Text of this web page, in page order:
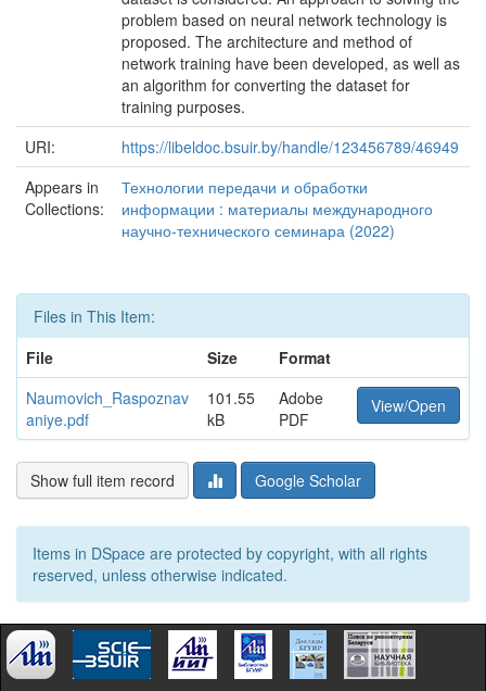
problem based on neural network technology is
proposed. The architecture and method of
network training have been developed, as well as
an algorithm for converting the dataset for
training purposes.
URI:
https://libeldoc.bsuir.by/handle/123456789/46949
Appears in
Collections:
Технологии передачи и обработки
информации : материалы международного
научно-технического семинара (2022)
Files in This Item:
File
Size
Format
Naumovich_Raspoznav
aniye.pdf
101.55
kB
Adobe
PDF
View/Open
Show full item record Google Scholar
Items in DSpace are protected by copyright, with all rights
reserved, unless otherwise indicated.